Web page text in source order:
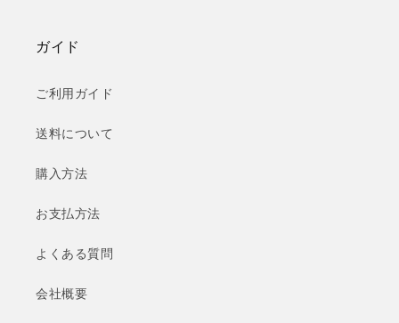
ガイド
ご利用ガイド
送料について
購入方法
お支払方法
よくある質問
会社概要